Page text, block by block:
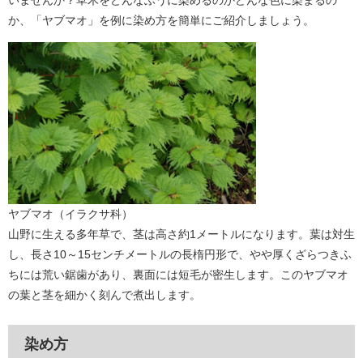
か、「ヤブマオ」を例に染め方を簡単にご紹介しましょう。
ヤブマオ（イラクサ科）
山野に生える多年草で、茎は高さ約1メートルになります。葉は対生
し、長さ10～15センチメートルの長楕円形で、やや厚くざらつきふ
ちには荒い鋸歯があり、裏面には短毛が密生します。このヤブマオ
の葉と茎を細かく刻んで煮出します。
染め方